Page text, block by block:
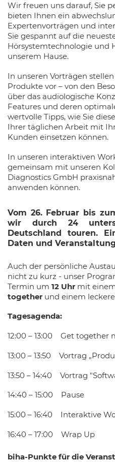
Wir freuen uns darauf, Sie
bieten Ihnen ein
Expertenvorträgen und
Sie gespannt auf die
Hörsystemtechnologie und
unserem Hause.
In unseren Vorträgen
Produkte vor – von den
über das audiologische
Features und deren
wertvolle Tipps, wie Sie
Ihrer täglichen Arbeit mit
Kunden einsetzen können.
In unseren interaktiven
gemeinsam mit unseren
Diagnostics GmbH
anwenden können.
Vom 26. Februar bis
wir durch 24
Deutschland touren.
Daten und
Auch der persönliche
nicht zu kurz - unser
Termin um 12 Uhr mit
together und einem
Tagesagenda:
12:00 – 13:00 Get together
13:00 – 13:50 Vortrag
13:50 – 14:40 Vortrag
14:40 – 15:00 Pause
15:00 – 16:40 Interaktive
16:40 – 17:00 Wrap Up
biha-Punkte für die